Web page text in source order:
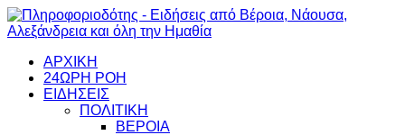
ΑΡΧΙΚΗ
24ΩΡΗ ΡΟΗ
ΕΙΔΗΣΕΙΣ
ΠΟΛΙΤΙΚΗ
ΒΕΡΟΙΑ